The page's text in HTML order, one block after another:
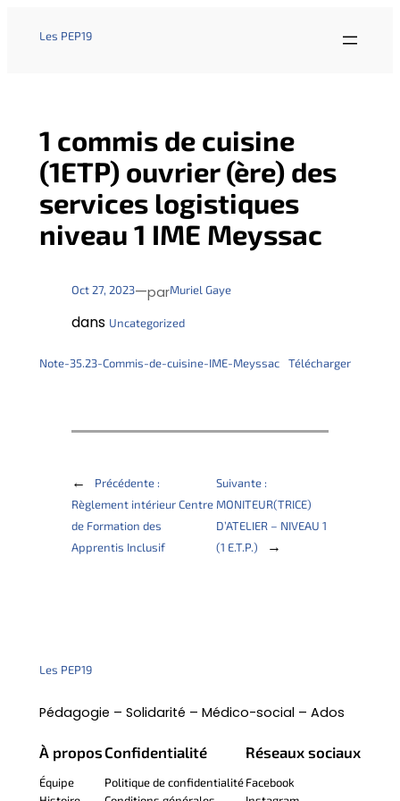
Les PEP19
1 commis de cuisine
(1ETP) ouvrier (ère) des
services logistiques
niveau 1 IME Meyssac
Oct 27, 2023—parMuriel Gaye
dans Uncategorized
Note-35.23-Commis-de-cuisine-IME-Meyssac Télécharger
←
Précédente :
Règlement intérieur Centre
de Formation des
Apprentis Inclusif
Suivante :
MONITEUR(TRICE)
D’ATELIER – NIVEAU 1
(1 E.T.P.)
→
Les PEP19
Pédagogie – Solidarité – Médico-social – Ados
À propos
Équipe
Confidentialité
Politique de confidentialité
Réseaux sociaux
Facebook